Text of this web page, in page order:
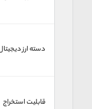
دسته ارز
قابلیت استخراج